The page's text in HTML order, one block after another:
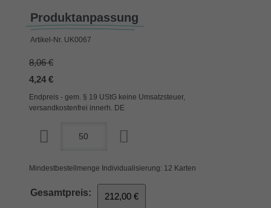
Produktanpassung
Artikel-Nr. UK0067
8,06 €
4,24 €
Endpreis - gem. § 19 UStG keine Umsatzsteuer,
versandkostenfrei innerh. DE
Mindestbestellmenge Individualisierung: 12 Karten
Gesamtpreis: 212,00 €